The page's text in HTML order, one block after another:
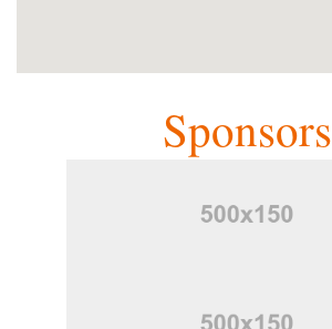
Sponsors